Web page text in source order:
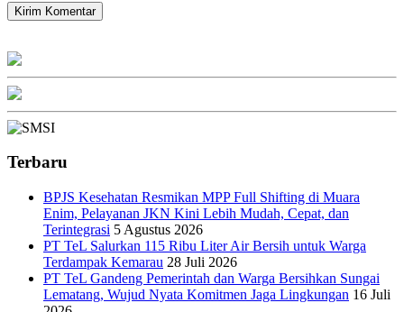
Terbaru
BPJS Kesehatan Resmikan MPP Full Shifting di Muara
Enim, Pelayanan JKN Kini Lebih Mudah, Cepat, dan
Terintegrasi 5 Agustus 2026
PT TeL Salurkan 115 Ribu Liter Air Bersih untuk Warga
Terdampak Kemarau 28 Juli 2026
PT TeL Gandeng Pemerintah dan Warga Bersihkan Sungai
Lematang, Wujud Nyata Komitmen Jaga Lingkungan 16 Juli